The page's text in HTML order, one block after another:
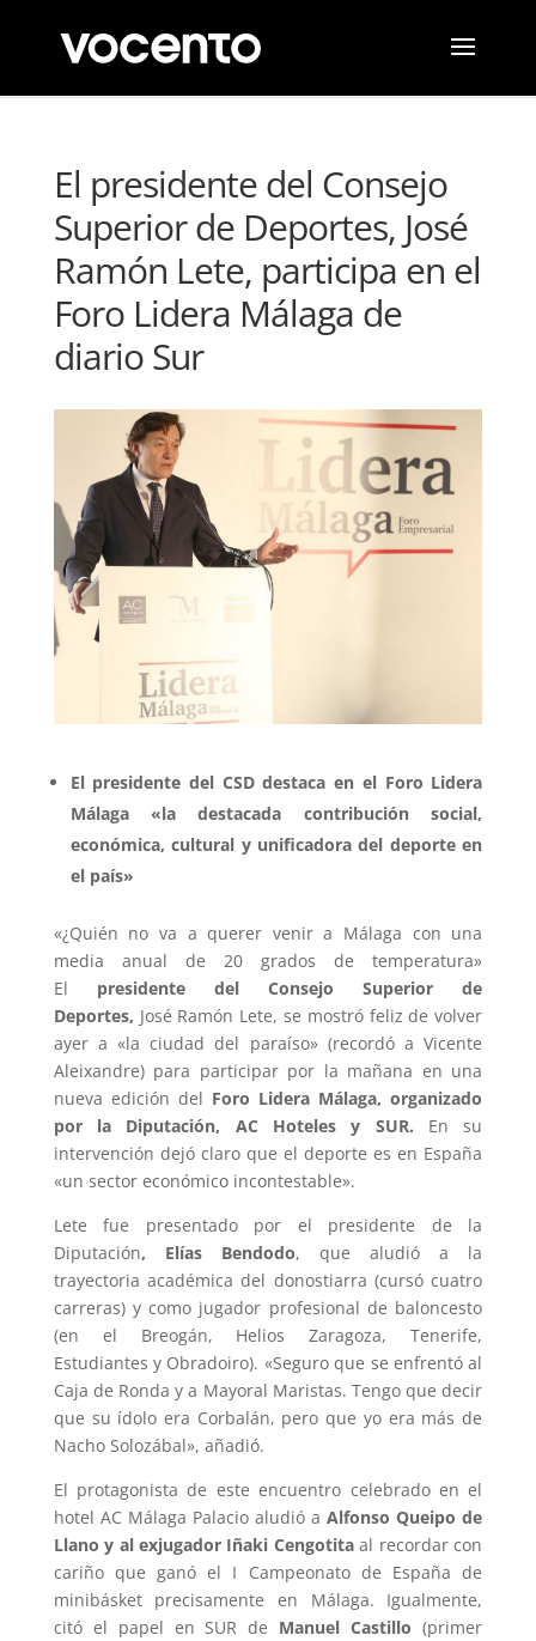
El presidente del Consejo
Superior de Deportes, José
Ramón Lete, participa en el
Foro Lidera Málaga de
diario Sur
El presidente del CSD destaca en el Foro Lidera
Málaga «la destacada contribución social,
económica, cultural y unificadora del deporte en
el país»
«¿Quién no va a querer venir a Málaga con una
media anual de 20 grados de temperatura»
El presidente del Consejo Superior de
Deportes, José Ramón Lete, se mostró feliz de volver
ayer a «la ciudad del paraíso» (recordó a Vicente
Aleixandre) para participar por la mañana en una
nueva edición del Foro Lidera Málaga, organizado
por la Diputación, AC Hoteles y SUR. En su
intervención dejó claro que el deporte es en España
«un sector económico incontestable».
Lete fue presentado por el presidente de la
Diputación, Elías Bendodo, que aludió a la
trayectoria académica del donostiarra (cursó cuatro
carreras) y como jugador profesional de baloncesto
(en el Breogán, Helios Zaragoza, Tenerife,
Estudiantes y Obradoiro). «Seguro que se enfrentó al
Caja de Ronda y a Mayoral Maristas. Tengo que decir
que su ídolo era Corbalán, pero que yo era más de
Nacho Solozábal», añadió.
El protagonista de este encuentro celebrado en el
hotel AC Málaga Palacio aludió a Alfonso Queipo de
Llano y al exjugador Iñaki Cengotitaal recordar con
cariño que ganó el I Campeonato de España de
minibásket precisamente en Málaga. Igualmente,
citó el papel en SUR de Manuel Castillo(primer